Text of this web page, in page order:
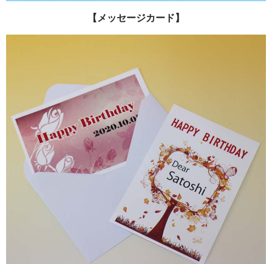
【メッセージカード】